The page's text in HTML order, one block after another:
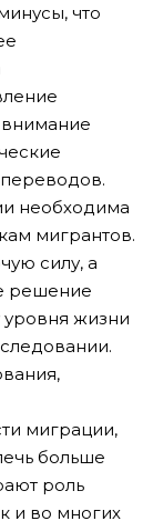
что
необходима
мигрантов.
силу, а
решение
жизни
миграции,
больше
роль
и во многих